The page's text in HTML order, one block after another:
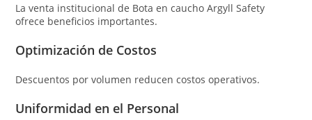
La venta institucional de Bota en caucho Argyll Safety
ofrece beneficios importantes.
Optimización de Costos
Descuentos por volumen reducen costos operativos.
Uniformidad en el Personal